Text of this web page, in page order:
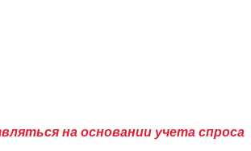
на основании учета спроса